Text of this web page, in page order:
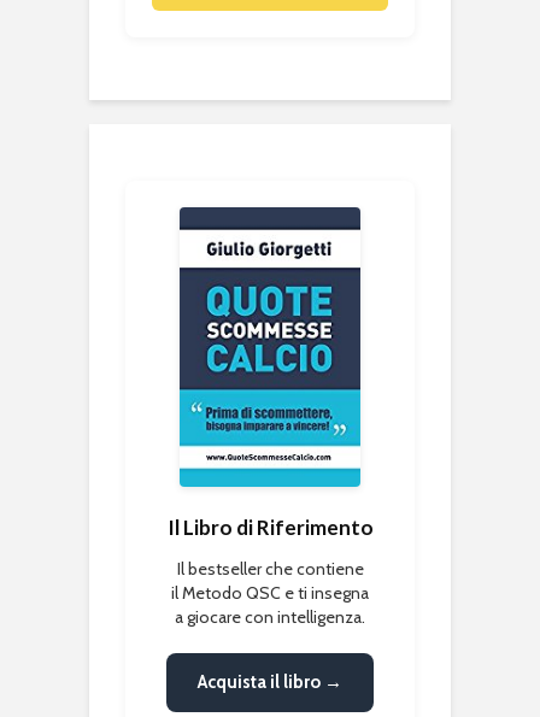
Il Libro di Riferimento
Il bestseller che contiene
il Metodo QSC e ti insegna
a giocare con intelligenza.
Acquista il libro →